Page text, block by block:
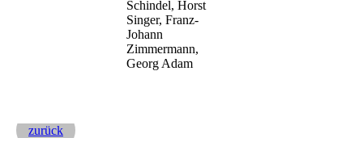
Schindel, Horst
Singer, Franz-
Johann
Zimmermann,
Georg Adam
zurück